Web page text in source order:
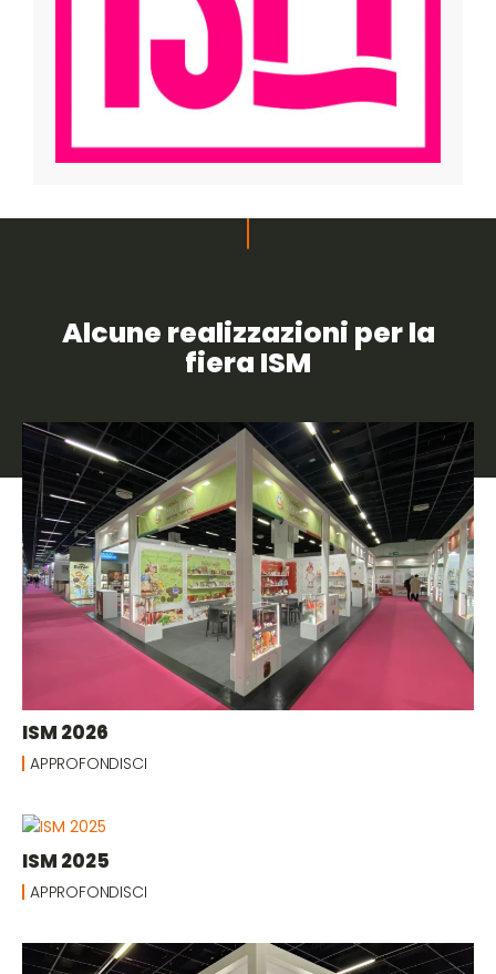
Alcune realizzazioni per la
fiera ISM
ISM 2026
APPROFONDISCI
ISM 2025
APPROFONDISCI